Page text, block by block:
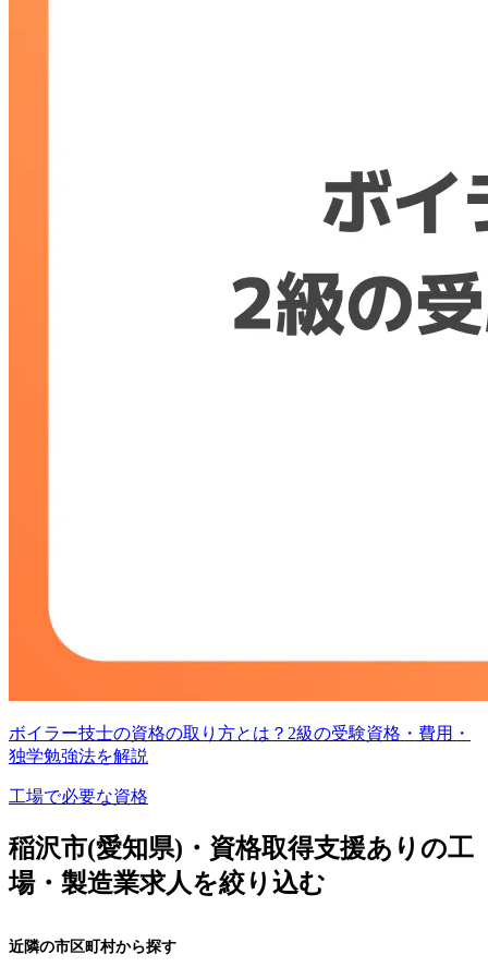
ボイラー技士の資格の取り方とは？2級の受験資格・費用・
独学勉強法を解説
工場で必要な資格
稲沢市(愛知県)・資格取得支援ありの工
場・製造業求人を絞り込む
近隣の市区町村から探す